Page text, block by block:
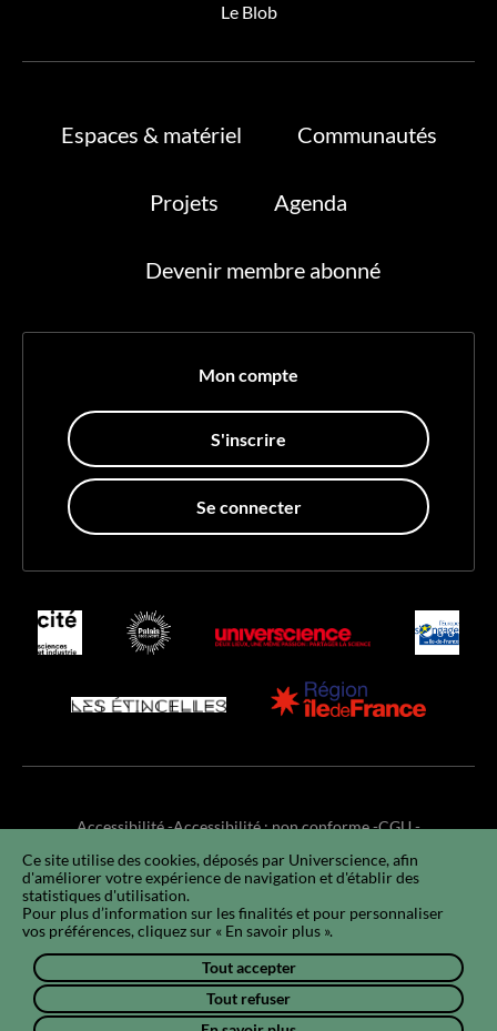
Ce site utilise des cookies, déposés par Universcience, afin
d'améliorer votre expérience de navigation et d'établir des
statistiques d'utilisation.
Pour plus d’information sur les finalités et pour personnaliser
vos préférences, cliquez sur « En savoir plus ».
Tout accepter
Tout refuser
Le Blob
Mon compte
S'inscrire
Se connecter
Espaces & matériel Communautés
Projets Agenda
Devenir membre abonné
Accessibilité Accessibilité : non conforme CGU
Mentions légales RGPD Utilisation des cookies Plan du site